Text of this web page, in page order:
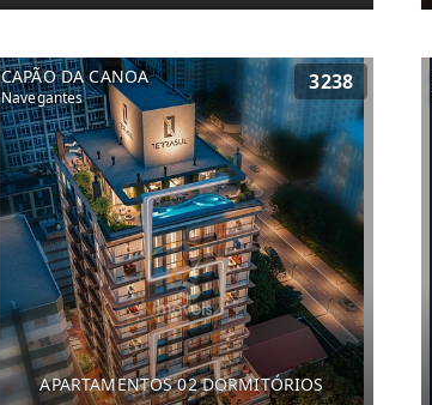
CAPÃO DA CANOA
Navegantes
3238
APARTAMENTOS 02 DORMITÓRIOS